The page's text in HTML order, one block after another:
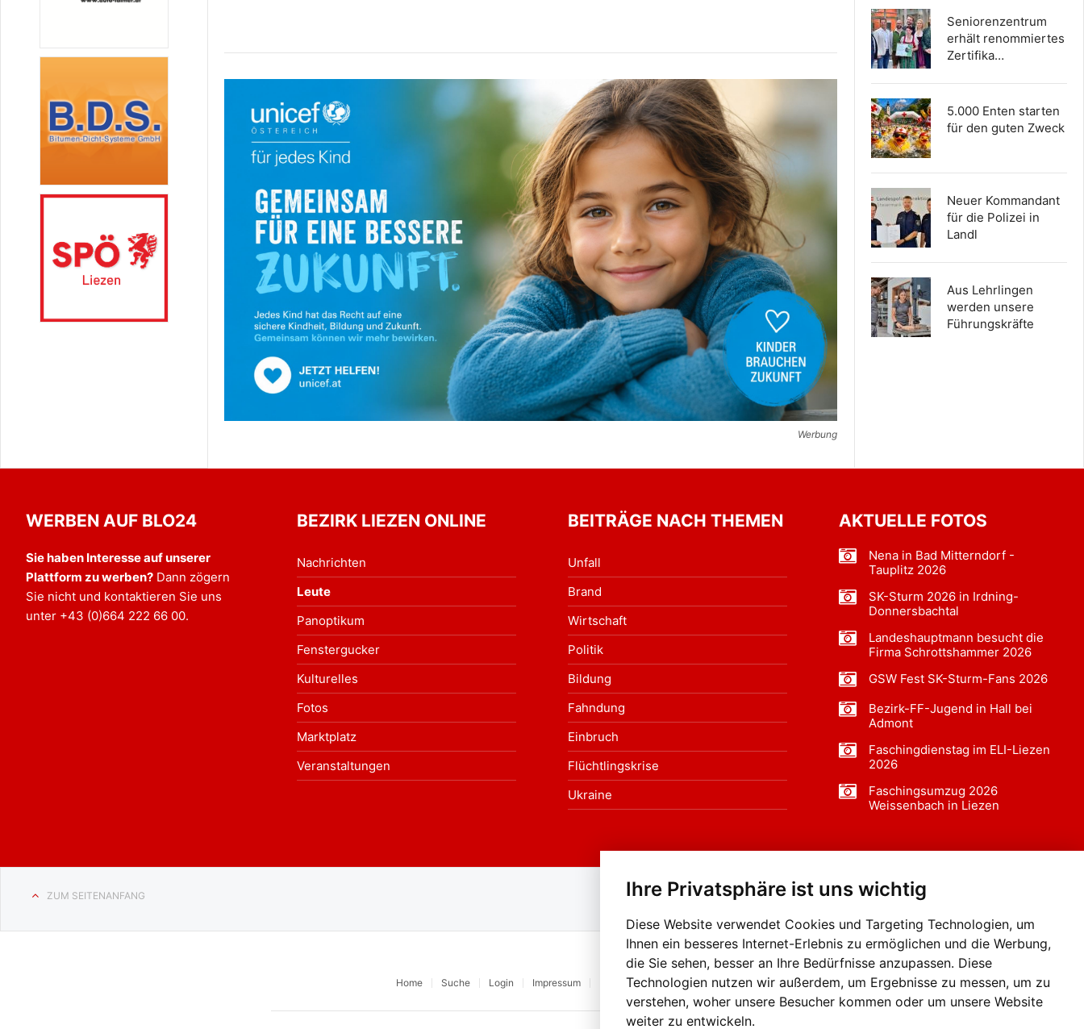
Ihre Privatsphäre ist uns wichtig
Diese Website verwendet Cookies und Targeting Technologien, um
Ihnen ein besseres Internet-Erlebnis zu ermöglichen und die Werbung,
die Sie sehen, besser an Ihre Bedürfnisse anzupassen. Diese
Technologien nutzen wir außerdem, um Ergebnisse zu messen, um zu
verstehen, woher unsere Besucher kommen oder um unsere Website
weiter zu entwickeln.
Werbung
Seniorenzentrum
erhält renommiertes
Zertifika…
5.000 Enten starten
für den guten Zweck
Neuer Kommandant
für die Polizei in
Landl
Aus Lehrlingen
werden unsere
Führungskräfte
WERBEN AUF BLO24
Sie haben Interesse auf unserer
Plattform zu werben? Dann zögern
Sie nicht und kontaktieren Sie uns
unter +43 (0)664 222 66 00.
BEZIRK LIEZEN ONLINE
Nachrichten
Leute
Panoptikum
Fenstergucker
Kulturelles
Fotos
Marktplatz
Veranstaltungen
BEITRÄGE NACH THEMEN
Unfall
Brand
Wirtschaft
Politik
Bildung
Fahndung
Einbruch
Flüchtlingskrise
Ukraine
AKTUELLE FOTOS
Nena in Bad Mitterndorf -
Tauplitz 2026
SK-Sturm 2026 in Irdning-
Donnersbachtal
Landeshauptmann besucht die
Firma Schrottshammer 2026
GSW Fest SK-Sturm-Fans 2026
Bezirk-FF-Jugend in Hall bei
Admont
Faschingdienstag im ELI-Liezen
2026
Faschingsumzug 2026
Weissenbach in Liezen
ZUM SEITENANFANG Auf BLO24.at werben?+43 (0)664 2226600
Home Suche Login Impressum Datenschutz Kontakt